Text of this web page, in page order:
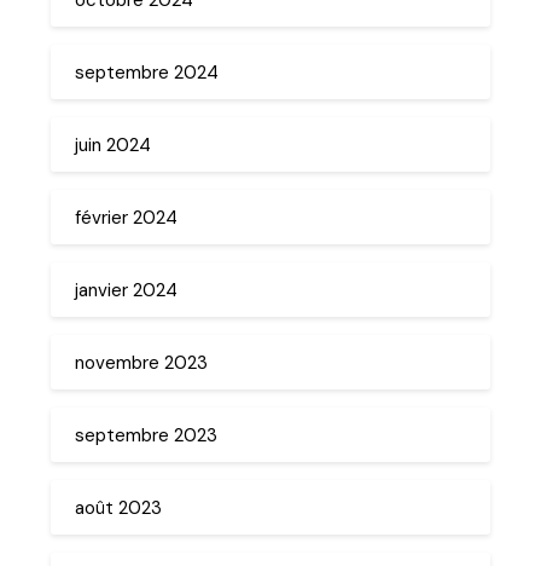
septembre 2024
juin 2024
février 2024
janvier 2024
novembre 2023
septembre 2023
août 2023